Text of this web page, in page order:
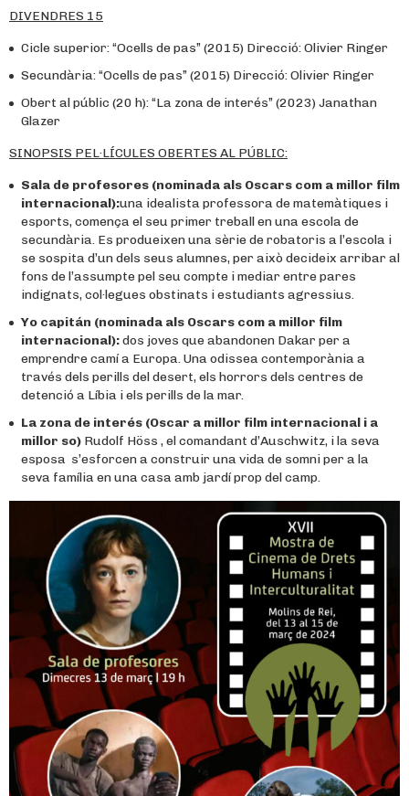
DIVENDRES 15
Cicle superior: “Ocells de pas” (2015) Direcció: Olivier Ringer
Secundària: “Ocells de pas” (2015) Direcció: Olivier Ringer
Obert al públic (20 h): “La zona de interés” (2023) Janathan
Glazer
SINOPSIS PEL·LÍCULES OBERTES AL PÚBLIC:
Sala de profesores (nominada als Oscars com a millor film
internacional):una idealista professora de matemàtiques i
esports, comença el seu primer treball en una escola de
secundària. Es produeixen una sèrie de robatoris a l’escola i
se sospita d’un dels seus alumnes, per això decideix arribar al
fons de l’assumpte pel seu compte i mediar entre pares
indignats, col·legues obstinats i estudiants agressius.
Yo capitán (nominada als Oscars com a millor film
internacional):dos joves que abandonen Dakar per a
emprendre camí a Europa. Una odissea contemporània a
través dels perills del desert, els horrors dels centres de
detenció a Líbia i els perills de la mar.
La zona de interés (Oscar a millor film internacional i a
millor so) Rudolf Höss , el comandant d’Auschwitz, i la seva
esposa s’esforcen a construir una vida de somni per a la
seva família en una casa amb jardí prop del camp.